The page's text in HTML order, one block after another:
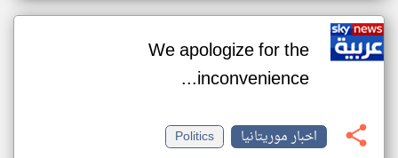
We apologize for the
inconvenience...
اخبار موريتانيا
Politics